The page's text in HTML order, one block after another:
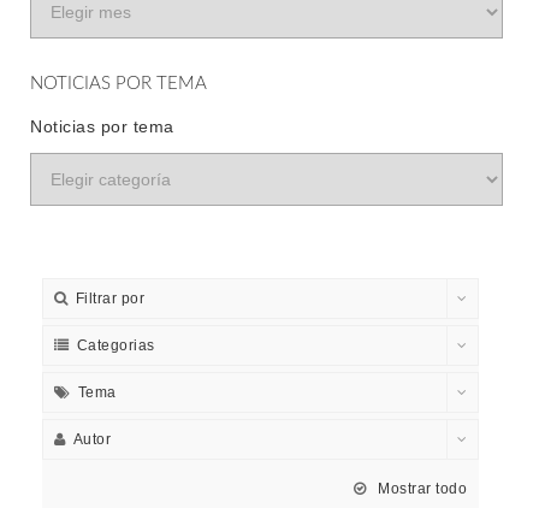
NOTICIAS POR TEMA
Noticias por tema
Filtrar por
Categorias
Tema
Autor
Mostrar todo